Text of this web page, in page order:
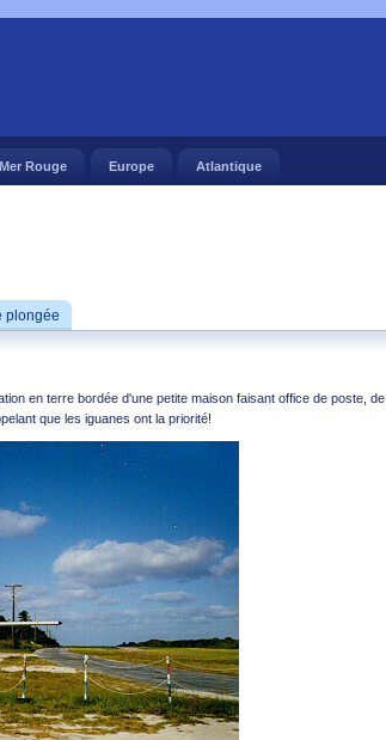
Mer Rouge Europe Atlantique
plongée
en terre bordée d'une petite maison faisant office de poste, de
que les iguanes ont la priorité!